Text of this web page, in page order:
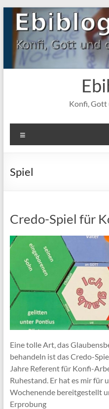
Zum
Inhalt
springen
Konfi, Gott
Spiel
Credo-Spiel für
Eine tolle Art, das
behandeln ist das Credo-
Jahre Referent für Konfi-
Ruhestand. Er hat es mir für
Wochenende bereitgestellt
Erprobung